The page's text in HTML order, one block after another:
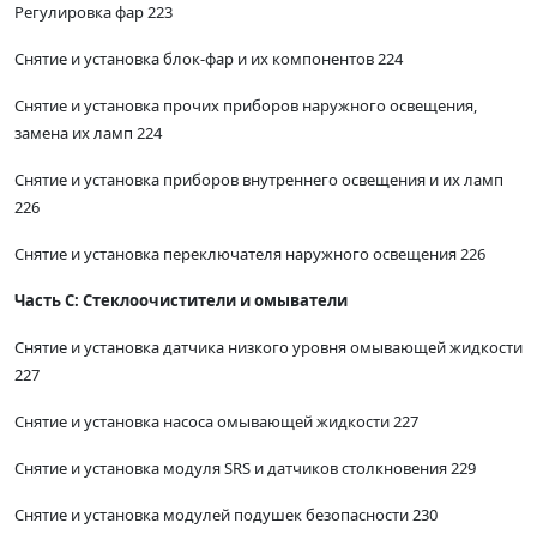
Регулировка фар 223
Снятие и установка блок-фар и их компонентов 224
Снятие и установка прочих приборов наружного освещения,
замена их ламп 224
Снятие и установка приборов внутреннего освещения и их ламп
226
Снятие и установка переключателя наружного освещения 226
Часть С: Стеклоочистители и омыватели
Снятие и установка датчика низкого уровня омывающей жидкости
227
Снятие и установка насоса омывающей жидкости 227
Снятие и установка модуля SRS и датчиков столкновения 229
Снятие и установка модулей подушек безопасности 230